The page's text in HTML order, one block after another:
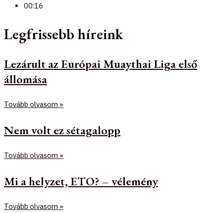
00:16
Legfrissebb híreink
Lezárult az Európai Muaythai Liga első
állomása
Tovább olvasom »
Nem volt ez sétagalopp
Tovább olvasom »
Mi a helyzet, ETO? – vélemény
Tovább olvasom »